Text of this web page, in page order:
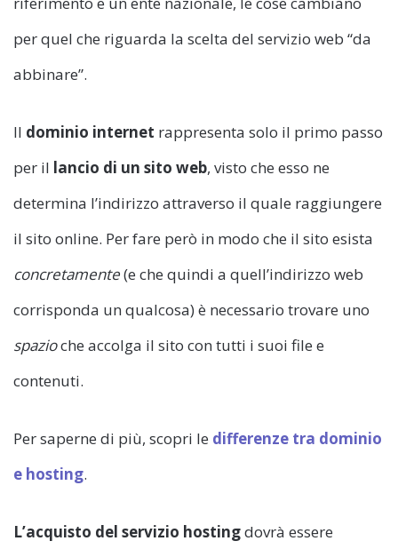
per quel che riguarda la scelta del servizio web “da
abbinare”.
Il dominio internet rappresenta solo il primo passo
per il lancio di un sito web, visto che esso ne
determina l’indirizzo attraverso il quale raggiungere
il sito online. Per fare però in modo che il sito esista
concretamente(e che quindi a quell’indirizzo web
corrisponda un qualcosa) è necessario trovare uno
spazioche accolga il sito con tutti i suoi file e
contenuti.
Per saperne di più, scopri le differenze tra dominio
e hosting.
L’acquisto del servizio hostingdovrà essere